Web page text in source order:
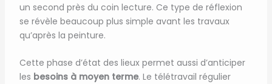
un second près du coin lecture. Ce type de réflexion
se révèle beaucoup plus simple avant les travaux
qu’après la peinture.
Cette phase d’état des lieux permet aussi d’anticiper
les besoins à moyen terme. Le télétravail régulier